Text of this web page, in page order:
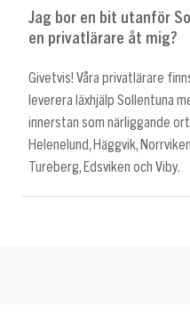
Jag bor en bit utanför
en privatlärare åt mig?
Givetvis! Våra privatlärare
leverera läxhjälp Sollentuna
innerstan som närliggande
Helenelund, Häggvik,
Tureberg, Edsviken och Viby.